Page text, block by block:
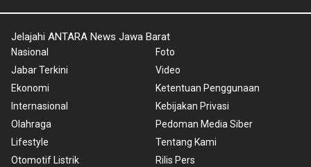
Jelajahi ANTARA News Jawa Barat
Nasional
Jabar Terkini
Ekonomi
Internasional
Olahraga
Lifestyle
Otomotif Listrik
Foto
Video
Ketentuan Penggunaan
Kebijakan Privasi
Pedoman Media Siber
Tentang Kami
Rilis Pers